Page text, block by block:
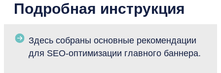
Подробная инструкция
Здесь собраны основные рекомендации
для SEO-оптимизации главного баннера.